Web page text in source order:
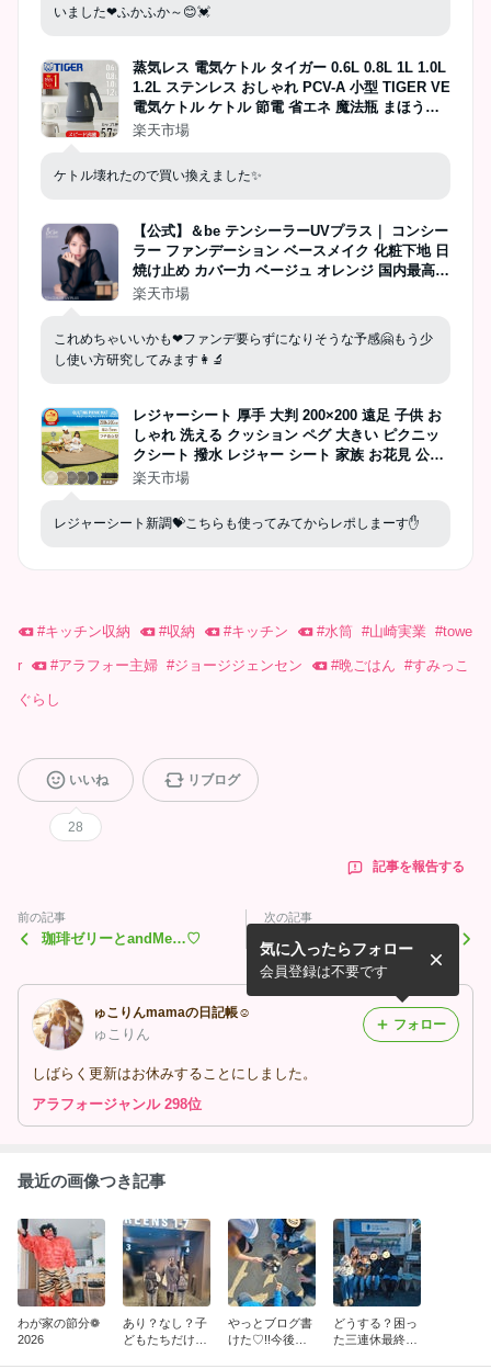
いました❤ふかふか～😊💓
蒸気レス 電気ケトル タイガー 0.6L 0.8L 1L 1.0L
1.2L ステンレス おしゃれ PCV-A 小型 TIGER VE
電気ケトル ケトル 節電 省エネ 魔法瓶 まほうび
ん スピード沸騰 空だき防止 給湯ロック 転倒お湯
楽天市場
ケトル壊れたので買い換えました✨
【公式】＆be テンシーラーUVプラス｜ コンシー
ラー ファンデーション ベースメイク 化粧下地 日
焼け止め カバー力 ベージュ オレンジ 国内最高レ
ベル UVカット ノンケミカル処方 SPF50+ PA++
楽天市場
これめちゃいいかも❤ファンデ要らずになりそうな予感🤗もう少
し使い方研究してみます👩‍🔬
レジャーシート 厚手 大判 200×200 遠足 子供 お
しゃれ 洗える クッション ペグ 大きい ピクニッ
クシート 撥水 レジャー シート 家族 お花見 公園
200cm 4人 5人 6人 ペグ穴付き キルティングピク
楽天市場
レジャーシート新調💝こちらも使ってみてからレポしまーす✋
#キッチン収納 #収納 #キッチン #水筒 #山崎実業 #towe
r #アラフォー主婦 #ジョージジェンセン #晩ごはん #すみっこ
ぐらし
いいね
28
リブログ
記事を報告する
前の記事
珈琲ゼリーとandMe…♡
次の記事
10時から待望の再販♡
ゅこりんmamaの日記帳☺️
ゅこりん
しばらく更新はお休みすることにしました。
気に入ったらフォロー
会員登録は不要です
フォロー
アラフォージャンル 298位
最近の画像つき記事
わが家の節分❁
2026
あり？なし？子
どもたちだけで
やっとブログ書
けた♡!!今後の
どうする？困っ
た三連休最終